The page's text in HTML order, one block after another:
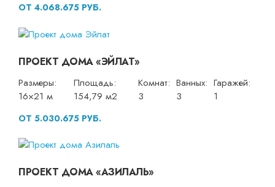
ОТ 4.068.675 РУБ.
ПРОЕКТ ДОМА «ЭЙЛАТ»
Размеры:
16×21 м
Площадь:
154,79 м2
Комнат:
3
Ванных:
3
Гаражей:
1
ОТ 5.030.675 РУБ.
ПРОЕКТ ДОМА «АЗИЛАЛЬ»